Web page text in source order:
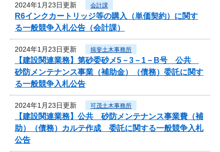
2024年1月23日更新 会計課
R6インクカートリッジ等の購入（単価契約）に関す
る一般競争入札公告（会計課）
2024年1月23日更新 揖斐土木事務所
【建設関連業務】第砂委砂メ5－3－1－B号 公共
砂防メンテナンス事業（補助金）（債務）委託に関す
る一般競争入札公告
2024年1月23日更新 可茂土木事務所
【建設関連業務】公共 砂防メンテナンス事業費（補
助）（債務）カルテ作成 委託に関する一般競争入札
公告